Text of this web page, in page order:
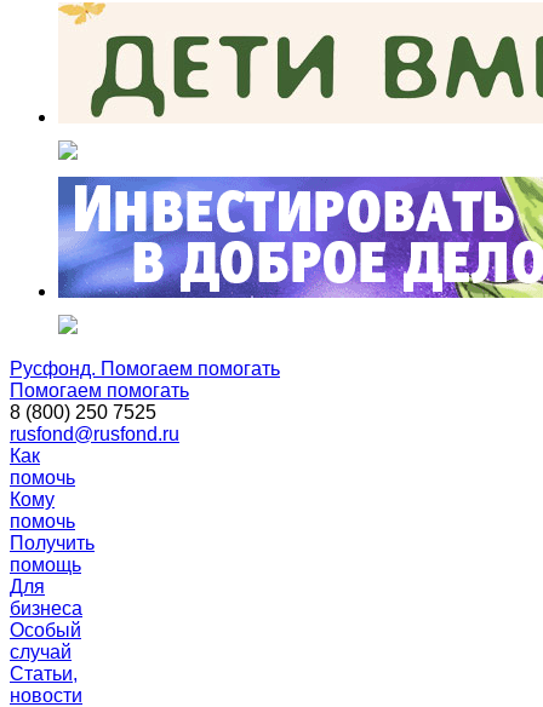
Русфонд. Помогаем помогать
Помогаем помогать
8 (800) 250 7525
rusfond@rusfond.ru
Как
помочь
Кому
помочь
Получить
помощь
Для
бизнеса
Особый
случай
Статьи,
новости